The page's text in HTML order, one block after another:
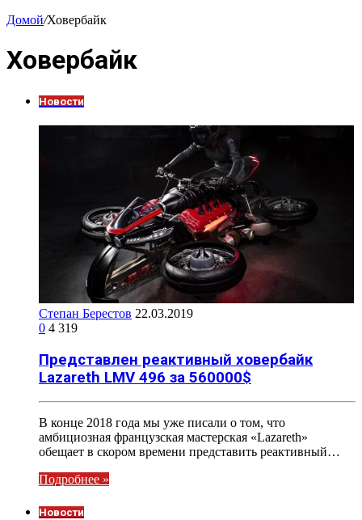
Домой/Ховербайк
Ховербайк
Новости
Степан Берестов 22.03.2019
0 4 319
Представлен реактивный ховербайк
Lazareth LMV 496 за 560000$
В конце 2018 года мы уже писали о том, что
амбициозная французская мастерская «Lazareth»
обещает в скором времени представить реактивный…
Подробнее »
Новости